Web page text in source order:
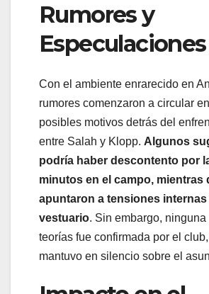
Rumores y
Especulaciones
Con el ambiente enrarecido en
rumores comenzaron a circular
posibles motivos detrás del
entre Salah y Klopp. Algunos
podría haber descontento por
minutos en el campo, mientras
apuntaron a tensiones internas
vestuario. Sin embargo, ninguna
teorías fue confirmada por el
mantuvo en silencio sobre el